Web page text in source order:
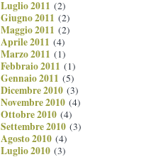
Luglio 2011 (2)
Giugno 2011 (2)
Maggio 2011 (2)
Aprile 2011 (4)
Marzo 2011 (1)
Febbraio 2011 (1)
Gennaio 2011 (5)
Dicembre 2010 (3)
Novembre 2010 (4)
Ottobre 2010 (4)
Settembre 2010 (3)
Agosto 2010 (4)
Luglio 2010 (3)